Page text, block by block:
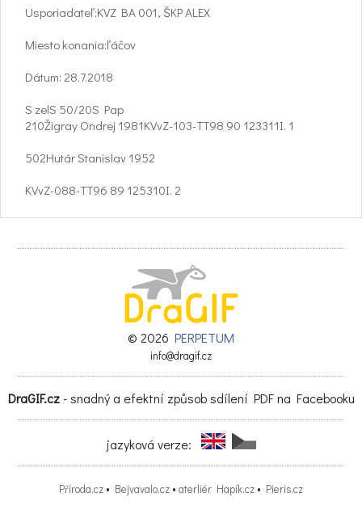
Usporiadateľ:KVZ BA 001, ŠKP ALEX
Miesto konania:ľáčov
Dátum: 28.7.2018
S zelS 50/20S Pap
210Žigray Ondrej 1981KVvZ-103-TT98 90 123311I. 1
502Hutár Stanislav 1952
KVvZ-088-TT96 89 125310I. 2
208Oravec Juraj 1962
102Kollárik Miroslav 1964
KVvZ-004-BA97 90 110297II. 4
105Schneider Peter 1949
KVvZ-002-BA97 81 112290II. 6
107Buberník Štefan 1961
© 2026 PERPETUM
info@dragif.cz
DraGIF.cz- snadný a efektní způsob sdílení PDF na Facebooku
jazyková verze:
Příroda.cz • Bejvavalo.cz • aterliér Hapík.cz • Pieris.cz